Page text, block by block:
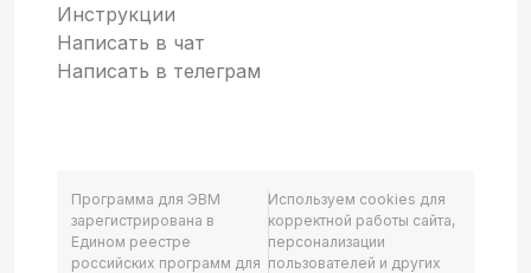
Инструкции
Написать в чат
Написать в телеграм
Программа для ЭВМ
зарегистрирована в
Едином реестре
российских программ для
Используем cookies для
корректной работы сайта,
персонализации
пользователей и других